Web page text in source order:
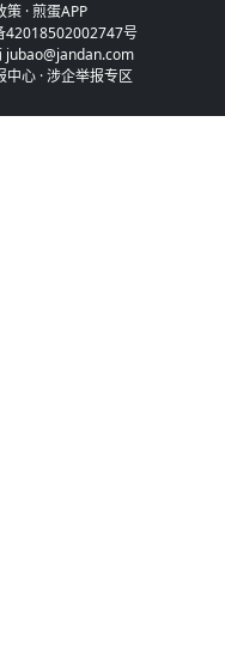
策·煎蛋APP
42018502002747号
jubao@jandan.com
中心 ·涉企举报专区